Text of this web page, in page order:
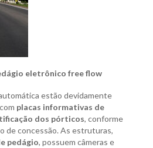
eletrônico free flow
estão devidamente
placas informativas de
dos pórticos, conforme
de concessão. As estruturas,
pedágio, possuem câmeras e